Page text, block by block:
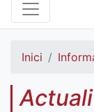
Inici